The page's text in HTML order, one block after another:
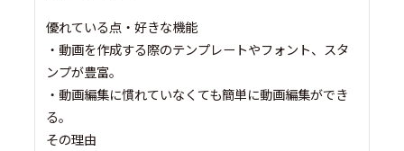
優れている点・好きな機能
・動画を作成する際のテンプレートやフォント、スタ
ンプが豊富。
・動画編集に慣れていなくても簡単に動画編集ができ
る。
その理由